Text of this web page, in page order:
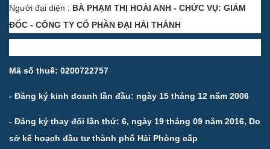
Người đại diện : BÀ PHẠM THỊ HOÀI ANH - CHỨC VỤ: GIÁM
ĐỐC - CÔNG TY CỔ PHẦN ĐẠI HẢI THÀNH
Mã số thuế: 0200722757
- Đăng ký kinh doanh lần đầu: ngày 15 tháng 12 năm 2006
- Đăng ký thay đổi lần thứ: 6, ngày 19 tháng 09 năm 2016, Do
sở kế hoạch đầu tư thành phố Hải Phòng cấp